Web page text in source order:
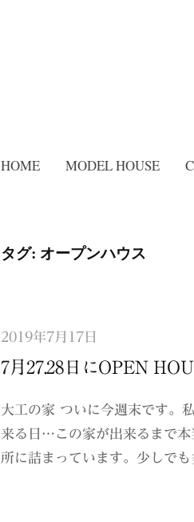
HOME MODEL HOUSE
タグ: オープンハウス
2019年7月17日
7月27.28日にOPEN
大工の家 ついに今週末です。
来る日…この家が出来るまで本
所に詰まっています。少しで